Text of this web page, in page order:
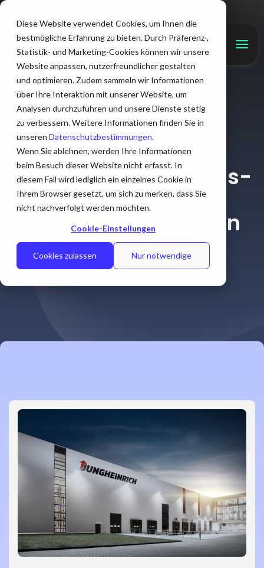
Diese Website verwendet Cookies, um Ihnen die
bestmögliche Erfahrung zu bieten. Durch Präferenz-,
Statistik- und Marketing-Cookies können wir unsere
Website anpassen, nutzerfreundlicher gestalten
und optimieren. Zudem sammeln wir Informationen
über Ihre Interaktion mit unserer Website, um
Analysen durchzuführen und unsere Dienste stetig
zu verbessern. Weitere Informationen finden Sie in
unseren Datenschutzbestimmungen.
Wenn Sie ablehnen, werden Ihre Informationen
beim Besuch dieser Website nicht erfasst. In
diesem Fall wird lediglich ein einzelnes Cookie in
Ihrem Browser gesetzt, um sich zu merken, dass Sie
nicht nachverfolgt werden möchten.
Cookie-Einstellungen
Cookies zulassen Nur notwendige
B2B Marketing Erfolgs­
geschichten & Case
Studies – Kunden von
PARK 7